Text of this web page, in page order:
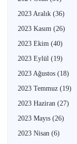
2023 Aralık (36)
2023 Kasım (26)
2023 Ekim (40)
2023 Eylül (19)
2023 Ağustos (18)
2023 Temmuz (19)
2023 Haziran (27)
2023 Mayıs (26)
2023 Nisan (6)